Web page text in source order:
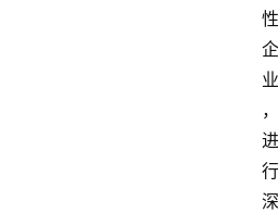
性
企
业
，
进
行
深